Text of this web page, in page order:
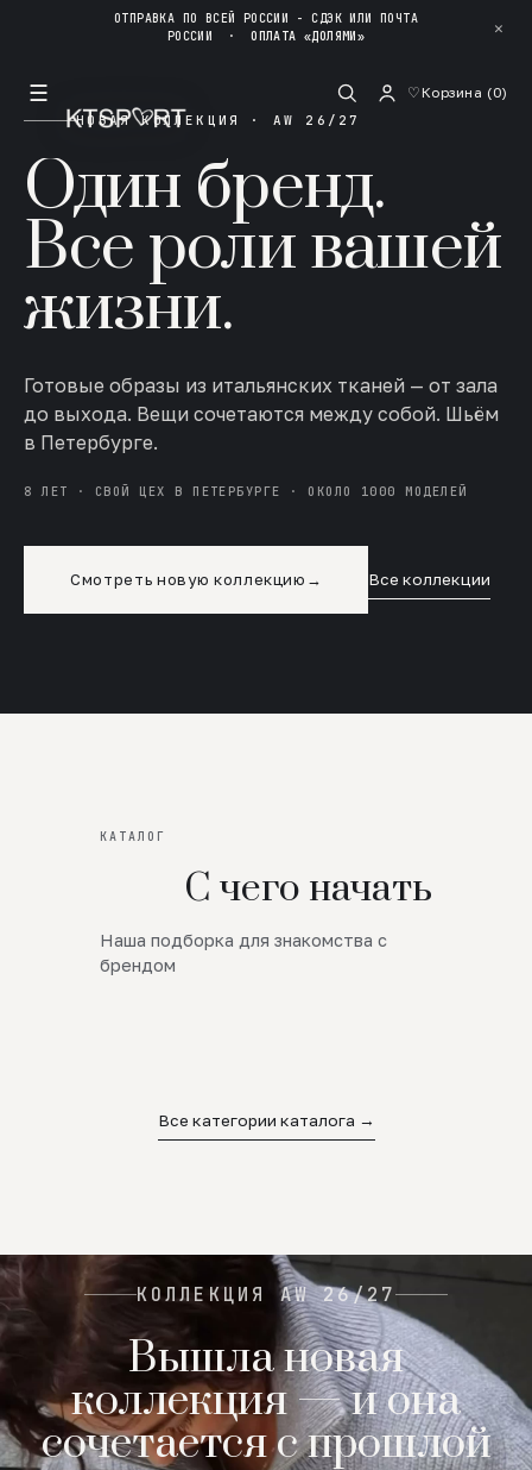
ОТПРАВКА ПО ВСЕЙ РОССИИ - СДЭК ИЛИ ПОЧТА
РОССИИ ·ОПЛАТА «ДОЛЯМИ» ✕
☰ ♡Корзина (0)
НОВАЯ КОЛЛЕКЦИЯ · AW 26/27
Один бренд.
Все роли вашей
жизни.
Готовые образы из итальянских тканей — от зала
до выхода. Вещи сочетаются между собой. Шьём
в Петербурге.
8 ЛЕТ · СВОЙ ЦЕХ В ПЕТЕРБУРГЕ · ОКОЛО 1000 МОДЕЛЕЙ
Смотреть новую коллекцию → Все коллекции
КАТАЛОГ
С чего начать
Наша подборка для знакомства с
брендом
Новинки
SALE
Все категории каталога →
КОЛЛЕКЦИЯ AW 26/27
Вышла новая
коллекция — и она
сочетается с прошлой